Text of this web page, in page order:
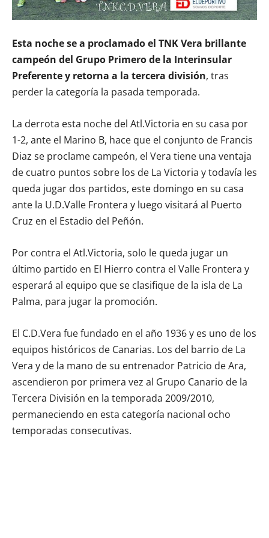
Esta noche se a proclamado el TNK Vera brillante
campeón del Grupo Primero de la Interinsular
Preferente y retorna a la tercera división, tras
perder la categoría la pasada temporada.
La derrota esta noche del Atl.Victoria en su casa por
1-2, ante el Marino B, hace que el conjunto de Francis
Diaz se proclame campeón, el Vera tiene una ventaja
de cuatro puntos sobre los de La Victoria y todavía les
queda jugar dos partidos, este domingo en su casa
ante la U.D.Valle Frontera y luego visitará al Puerto
Cruz en el Estadio del Peñón.
Por contra el Atl.Victoria, solo le queda jugar un
último partido en El Hierro contra el Valle Frontera y
esperará al equipo que se clasifique de la isla de La
Palma, para jugar la promoción.
El C.D.Vera fue fundado en el año 1936 y es uno de los
equipos históricos de Canarias. Los del barrio de La
Vera y de la mano de su entrenador Patricio de Ara,
ascendieron por primera vez al Grupo Canario de la
Tercera División en la temporada 2009/2010,
permaneciendo en esta categoría nacional ocho
temporadas consecutivas.